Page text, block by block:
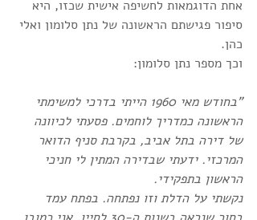
אחת הדוגמאות לחשיפה אישית שכזו, היא
סיפור פגישתם הראשונה של נתן סלומון ואלי
כהן.
וכך מספר נתן סלומון:
"בחודש מאי 1960 הייתי בדרכי למשימתי
הראשונה כמדריך לוחמים. פסעתי לכיוונה
של דירה בתל אביב, בקרבת סניף הדואר
המרכזי. ידעתי שבדירה המתין לי חניכי
הראשון בתפקידי.
נקשתי על הדלת וזו נפתחה. בפתח עמד